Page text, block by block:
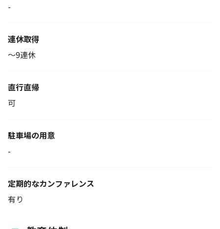
-
連休取得
～9連休
直行直帰
可
駐車場の用意
-
定期的なカンファレンス
有り